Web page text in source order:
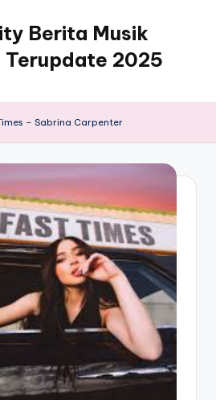
Berita Musik
Terupdate 2025
– Sabrina Carpenter